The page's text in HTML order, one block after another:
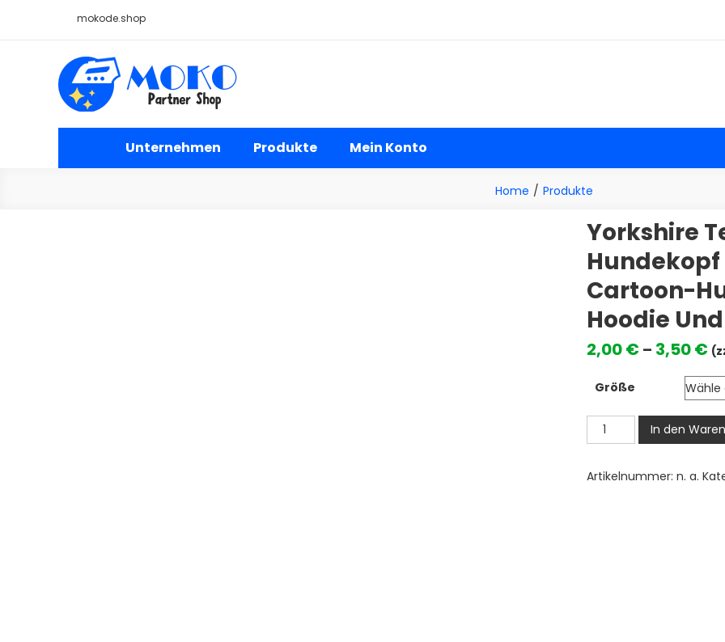
mokode.shop
Moko Bügelbilder Großhandel
Unternehmen Produkte Mein Konto
Home Produkte
Yorkshire
Cartoon-
Hoodie
2,00€ – 3,50€
Größe
Yorkshire
Terrier
Süßer
In den
Artikelnummer: n. a.